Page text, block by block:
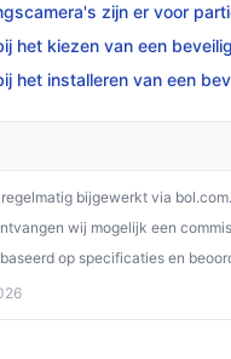
zijn er voor
het kiezen van een
het installeren van een
bijgewerkt via bol.com.
wij mogelijk een
op specificaties en